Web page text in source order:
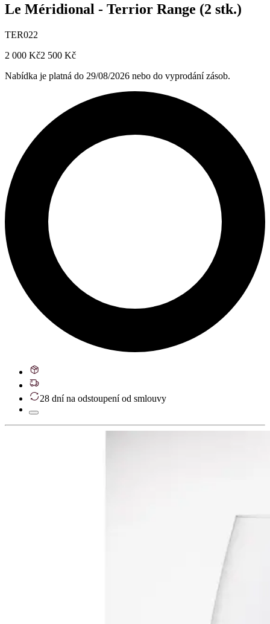
Le Méridional - Terrior Range (2 stk.)
TER022
2 000 Kč2 500 Kč
Nabídka je platná do 29/08/2026 nebo do vyprodání zásob.
28 dní na odstoupení od smlouvy